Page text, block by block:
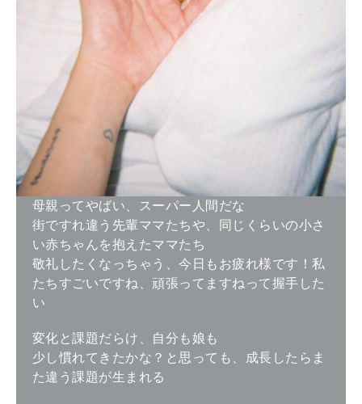
母親ってやばい、スーパー人間だな
街ですれ違う先輩ママたちや、同じくらいの小さ
い赤ちゃんを抱えたママたち
敬礼したくなっちゃう、今日もお疲れ様です！私
たちすごいですね、頑張ってますねって握手した
い
変化と課題だらけ、自分も娘も
少し慣れてきたかな？と思っても、成長したらま
た違う課題が生まれる